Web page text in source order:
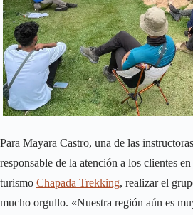
Para Mayara Castro, una de las
responsable de la atención a los clientes
turismo Chapada Trekking, realizar el
mucho orgullo. «Nuestra región aún es